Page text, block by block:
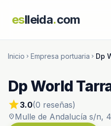
eslleida.com
Inicio chevron_right Empresa portuaria chevron_right Dp
Dp World
star3.0(0 reseñas)
location_onMulle de Andalucía s/n,